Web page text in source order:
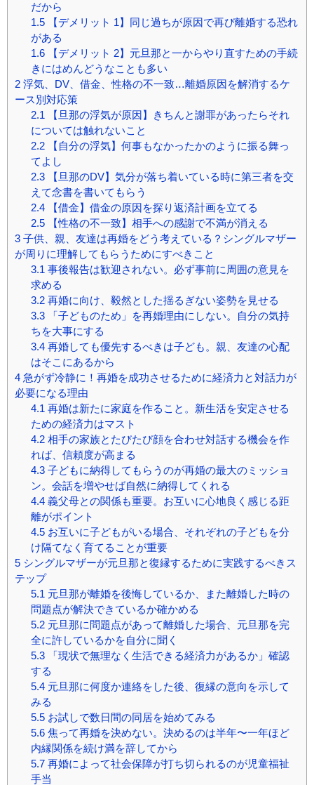
だから
1.5【デメリット 1】同じ過ちが原因で再び離婚する恐れ
がある
1.6【デメリット 2】元旦那と一からやり直すための手続
きにはめんどうなことも多い
2 浮気、DV、借金、性格の不一致…離婚原因を解消するケ
ース別対応策
2.1
【旦那の浮気が原因】きちんと謝罪があったらそれ
については触れないこと
2.2【自分の浮気】何事もなかったかのように振る舞っ
てよし
2.3【旦那のDV】気分が落ち着いている時に第三者を交
えて念書を書いてもらう
2.4【借金】借金の原因を探り返済計画を立てる
2.5【性格の不一致】相手への感謝で不満が消える
3 子供、親、友達は再婚をどう考えている？シングルマザー
が周りに理解してもらうためにすべきこと
3.1 事後報告は歓迎されない。必ず事前に周囲の意見を
求める
3.2再婚に向け、毅然とした揺るぎない姿勢を見せる
3.3「子どものため」を再婚理由にしない。自分の気持
ちを大事にする
3.4再婚しても優先するべきは子ども。親、友達の心配
はそこにあるから
4 急がず冷静に！再婚を成功させるために経済力と対話力が
必要になる理由
4.1 再婚は新たに家庭を作ること。新生活を安定させる
ための経済力はマスト
4.2相手の家族とたびたび顔を合わせ対話する機会を作
れば、信頼度が高まる
4.3子どもに納得してもらうのが再婚の最大のミッショ
ン。会話を増やせば自然に納得してくれる
4.4義父母との関係も重要。お互いに心地良く感じる距
離がポイント
4.5お互いに子どもがいる場合、それぞれの子どもを分
け隔てなく育てることが重要
5 シングルマザーが元旦那と復縁するために実践するべきス
テップ
5.1 元旦那が離婚を後悔しているか、また離婚した時の
問題点が解決できているか確かめる
5.2元旦那に問題点があって離婚した場合、元旦那を完
全に許しているかを自分に聞く
5.3「現状で無理なく生活できる経済力があるか」確認
する
5.4元旦那に何度か連絡をした後、復縁の意向を示して
みる
5.5お試しで数日間の同居を始めてみる
5.6焦って再婚を決めない。決めるのは半年〜一年ほど
内縁関係を続け満を辞してから
5.7再婚によって社会保障が打ち切られるのが児童福祉
手当